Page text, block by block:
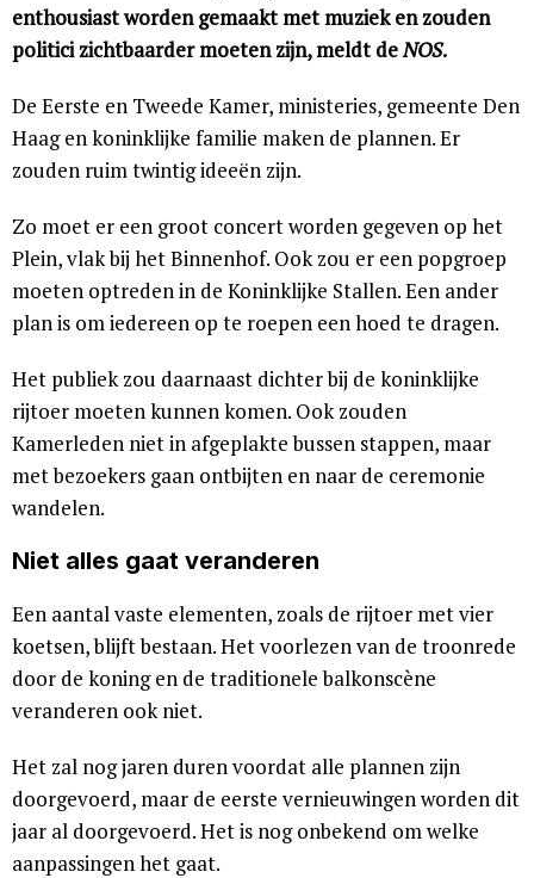
enthousiast worden gemaakt met muziek en zouden
politici zichtbaarder moeten zijn, meldt deNOS.
De Eerste en Tweede Kamer, ministeries, gemeente Den
Haag en koninklijke familie maken de plannen. Er
zouden ruim twintig ideeën zijn.
Zo moet er een groot concert worden gegeven op het
Plein, vlak bij het Binnenhof. Ook zou er een popgroep
moeten optreden in de Koninklijke Stallen. Een ander
plan is om iedereen op te roepen een hoed te dragen.
Het publiek zou daarnaast dichter bij de koninklijke
rijtoer moeten kunnen komen. Ook zouden
Kamerleden niet in afgeplakte bussen stappen, maar
met bezoekers gaan ontbijten en naar de ceremonie
wandelen.
Niet alles gaat veranderen
Een aantal vaste elementen, zoals de rijtoer met vier
koetsen, blijft bestaan. Het voorlezen van de troonrede
door de koning en de traditionele balkonscène
veranderen ook niet.
Het zal nog jaren duren voordat alle plannen zijn
doorgevoerd, maar de eerste vernieuwingen worden dit
jaar al doorgevoerd. Het is nog onbekend om welke
aanpassingen het gaat.